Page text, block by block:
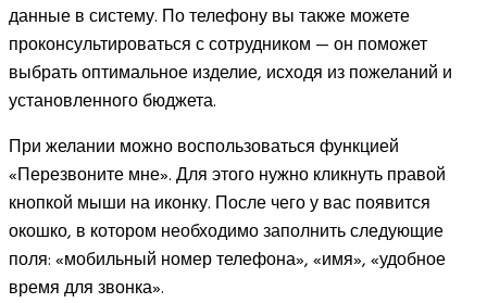
данные в систему. По телефону вы также можете
проконсультироваться с сотрудником — он поможет
выбрать оптимальное изделие, исходя из пожеланий и
установленного бюджета.
При желании можно воспользоваться функцией
«Перезвоните мне». Для этого нужно кликнуть правой
кнопкой мыши на иконку. После чего у вас появится
окошко, в котором необходимо заполнить следующие
поля: «мобильный номер телефона», «имя», «удобное
время для звонка».